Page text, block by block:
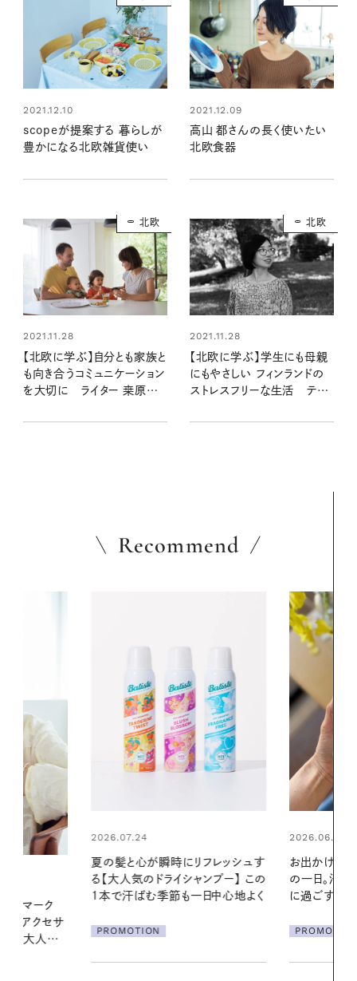
2021.12.10
scopeが提案する 暮らしが
豊かになる北欧雑貨使い
2021.12.09
高山 都さんの長く使いたい
北欧食器
北欧
2021.11.28
【北欧に学ぶ】自分とも家族と
も向き合うコミュニケーション
を大切に ライター 桒原さ
北欧
2021.11.28
【北欧に学ぶ】学生にも母親
にもやさしい フィンランドの
ストレスフリーな生活 テキ
子さん
Recommend
2026.06.01
お出かけ前のひと手間で変わる、夏
の一日。汗ばむ季節を「ごきげん」
に過ごす私の新習慣
PROMOTION
2026.06.01
真夏に向け
やりジェルと
地よくうるお